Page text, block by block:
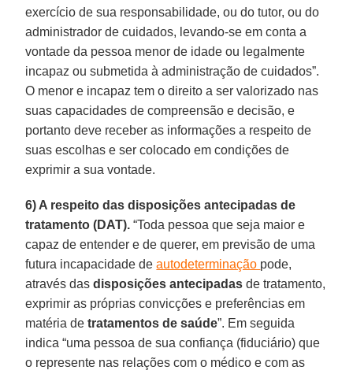
exercício de sua responsabilidade, ou do tutor, ou do
administrador de cuidados, levando-se em conta a
vontade da pessoa menor de idade ou legalmente
incapaz ou submetida à administração de cuidados”.
O menor e incapaz tem o direito a ser valorizado nas
suas capacidades de compreensão e decisão, e
portanto deve receber as informações a respeito de
suas escolhas e ser colocado em condições de
exprimir a sua vontade.
6) A respeito das disposições antecipadas de
tratamento (DAT). “Toda pessoa que seja maior e
capaz de entender e de querer, em previsão de uma
futura incapacidade deautodeterminação pode,
através dasdisposições antecipadas de tratamento,
exprimir as próprias convicções e preferências em
matéria detratamentos de saúde”. Em seguida
indica “uma pessoa de sua confiança (fiduciário) que
o represente nas relações com o médico e com as